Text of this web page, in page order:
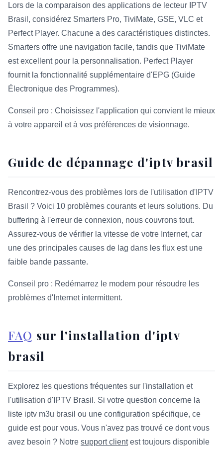
Lors de la comparaison des applications de lecteur IPTV
Brasil, considérez Smarters Pro, TiviMate, GSE, VLC et
Perfect Player. Chacune a des caractéristiques distinctes.
Smarters offre une navigation facile, tandis que TiviMate
est excellent pour la personnalisation. Perfect Player
fournit la fonctionnalité supplémentaire d'EPG (Guide
Électronique des Programmes).
Conseil pro : Choisissez l'application qui convient le mieux
à votre appareil et à vos préférences de visionnage.
Guide de dépannage d'iptv brasil
Rencontrez-vous des problèmes lors de l'utilisation d'IPTV
Brasil ? Voici 10 problèmes courants et leurs solutions. Du
buffering à l'erreur de connexion, nous couvrons tout.
Assurez-vous de vérifier la vitesse de votre Internet, car
une des principales causes de lag dans les flux est une
faible bande passante.
Conseil pro : Redémarrez le modem pour résoudre les
problèmes d'Internet intermittent.
FAQ sur l'installation d'iptv
brasil
Explorez les questions fréquentes sur l'installation et
l'utilisation d'IPTV Brasil. Si votre question concerne la
liste iptv m3u brasil ou une configuration spécifique, ce
guide est pour vous. Vous n'avez pas trouvé ce dont vous
avez besoin ? Notre support clientest toujours disponible